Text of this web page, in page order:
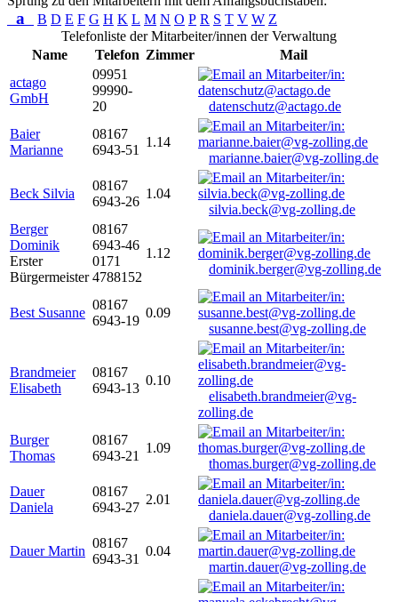
a B D E F G H K L M N O P R S T V W Z
Telefonliste der Mitarbeiter/innen der Verwaltung
Name
Telefon Zimmer
Mail
actago
GmbH
09951
99990-
20
datenschutz@actago.de
Baier
Marianne
08167
6943-51
1.14
marianne.baier@vg-zolling.de
Beck Silvia
08167
6943-26
1.04
silvia.beck@vg-zolling.de
Berger
Dominik
Erster
Bürgermeister
08167
6943-46
0171
4788152
1.12
dominik.berger@vg-zolling.de
Best Susanne
08167
6943-19
0.09
susanne.best@vg-zolling.de
Brandmeier
Elisabeth
08167
6943-13
0.10
elisabeth.brandmeier@vg-
zolling.de
Burger
Thomas
08167
6943-21
1.09
thomas.burger@vg-zolling.de
Dauer
Daniela
08167
6943-27
2.01
daniela.dauer@vg-zolling.de
Dauer Martin
08167
6943-31
0.04
martin.dauer@vg-zolling.de